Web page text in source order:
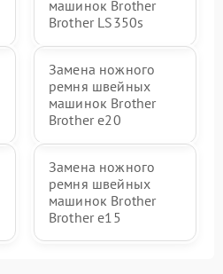
машинок Brother
Brother LS350s
Замена ножного
ремня швейных
машинок Brother
Brother e20
Замена ножного
ремня швейных
машинок Brother
Brother e15